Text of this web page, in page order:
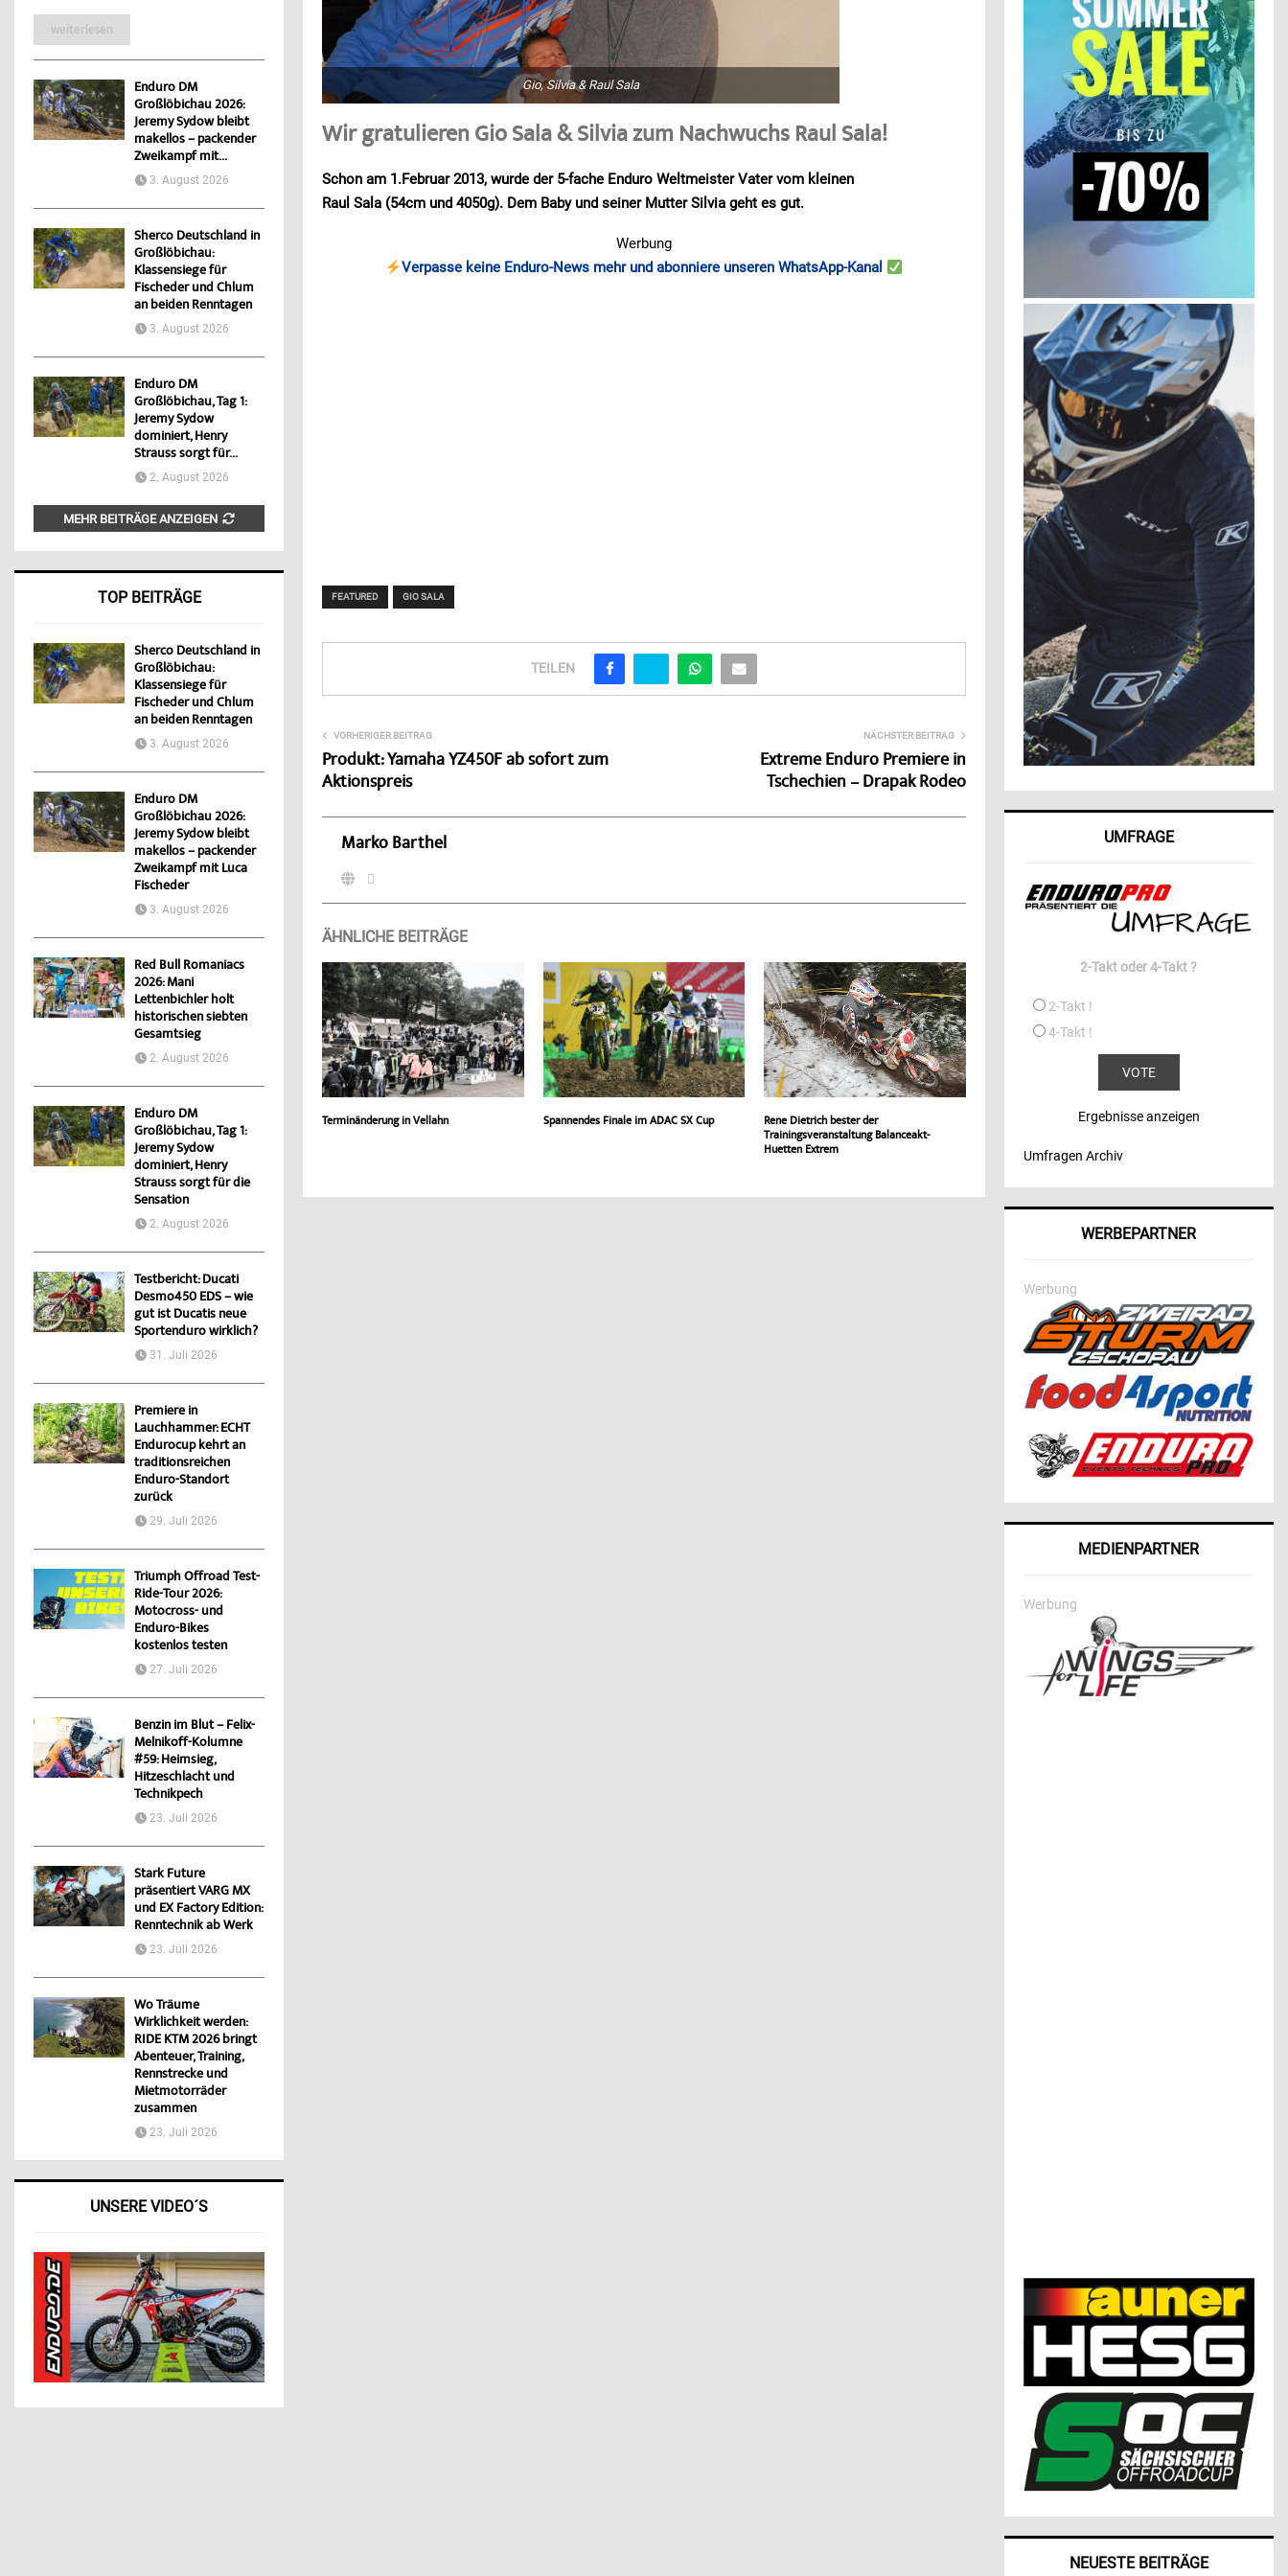
Gio, Silvia & Raul Sala
Wir gratulieren Gio Sala & Silvia zum Nachwuchs Raul Sala!
Schon am 1.Februar 2013, wurde der 5-fache Enduro Weltmeister Vater vom kleinen
Raul Sala (54cm und 4050g). Dem Baby und seiner Mutter Silvia geht es gut.
Werbung
Verpasse keine Enduro-News mehr und abonniere unseren WhatsApp-Kanal
FEATURED GIO SALA
TEILEN
VORHERIGER BEITRAG
Produkt: Yamaha YZ450F ab sofort zum
Aktionspreis
NÄCHSTER BEITRAG
Extreme Enduro Premiere in
Tschechien – Drapak Rodeo
Marko Barthel
ÄHNLICHE BEITRÄGE
Terminänderung in Vellahn Spannendes Finale im ADAC SX Cup
Rene Dietrich bester der
Trainingsveranstaltung Balanceakt-
Huetten Extrem
weiterlesen
Enduro DM
Großlöbichau 2026:
Jeremy Sydow bleibt
makellos – packender
Zweikampf mit...
3. August 2026
Sherco Deutschland in
Großlöbichau:
Klassensiege für
Fischeder und Chlum
an beiden Renntagen
3. August 2026
Enduro DM
Großlöbichau, Tag 1:
Jeremy Sydow
dominiert, Henry
Strauss sorgt für...
2. August 2026
MEHR BEITRÄGE ANZEIGEN
TOP BEITRÄGE
Sherco Deutschland in
Großlöbichau:
Klassensiege für
Fischeder und Chlum
an beiden Renntagen
3. August 2026
Enduro DM
Großlöbichau 2026:
Jeremy Sydow bleibt
makellos – packender
Zweikampf mit Luca
Fischeder
3. August 2026
Red Bull Romaniacs
2026: Mani
Lettenbichler holt
historischen siebten
Gesamtsieg
2. August 2026
Enduro DM
Großlöbichau, Tag 1:
Jeremy Sydow
dominiert, Henry
Strauss sorgt für die
Sensation
2. August 2026
Testbericht: Ducati
Desmo450 EDS – wie
gut ist Ducatis neue
Sportenduro wirklich?
31. Juli 2026
Premiere in
Lauchhammer: ECHT
Endurocup kehrt an
traditionsreichen
Enduro-Standort
zurück
29. Juli 2026
Triumph Offroad Test-
Ride-Tour 2026:
Motocross- und
Enduro-Bikes
kostenlos testen
27. Juli 2026
Benzin im Blut – Felix-
Melnikoff-Kolumne
#59: Heimsieg,
Hitzeschlacht und
Technikpech
23. Juli 2026
Stark Future
präsentiert VARG MX
und EX Factory Edition:
Renntechnik ab Werk
23. Juli 2026
Wo Träume
Wirklichkeit werden:
RIDE KTM 2026 bringt
Abenteuer, Training,
Rennstrecke und
Mietmotorräder
zusammen
23. Juli 2026
UNSERE VIDEO´S
UMFRAGE
2-Takt oder 4-Takt ?
2-Takt !
4-Takt !
Ergebnisse anzeigen
Umfragen Archiv
WERBEPARTNER
Werbung
MEDIENPARTNER
Werbung
NEUESTE BEITRÄGE